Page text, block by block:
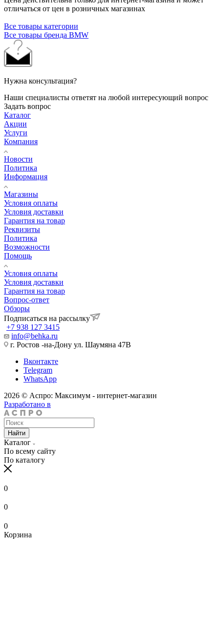
отличаться от цен в розничных магазинах
Все товары категории
Все товары бренда BMW
Нужна консультация?
Наши специалисты ответят на любой интересующий вопрос
Задать вопрос
Каталог
Акции
Услуги
Компания
Новости
Политика
Информация
Магазины
Условия оплаты
Условия доставки
Гарантия на товар
Реквизиты
Политика
Возможности
Помощь
Условия оплаты
Условия доставки
Гарантия на товар
Вопрос-ответ
Обзоры
Подписаться на рассылку
+7 938 127 3415
info@behka.ru
г. Ростов -на-Дону ул. Шаумяна 47В
Вконтакте
Telegram
WhatsApp
2026 © Аспро: Максимум - интернет-магазин
Разработано в
Найти
Каталог
По всему сайту
По каталогу
0
0
0
Корзина